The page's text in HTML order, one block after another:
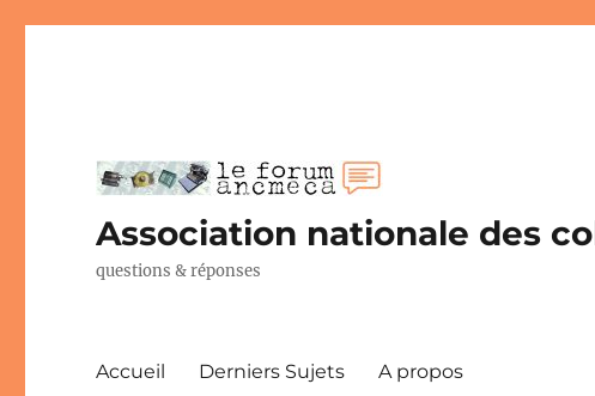
Association nationale des
questions & réponses
Accueil Derniers Sujets A propos